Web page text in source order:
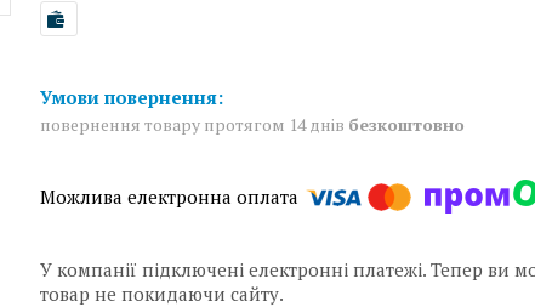
повернення товару протягом 14 днів безкоштовно
У компанії підключені електронні платежі. Тепер ви
товар не покидаючи сайту.